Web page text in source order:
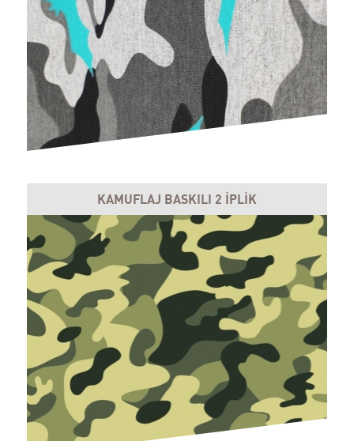
KAMUFLAJ BASKILI 2 İPLİK